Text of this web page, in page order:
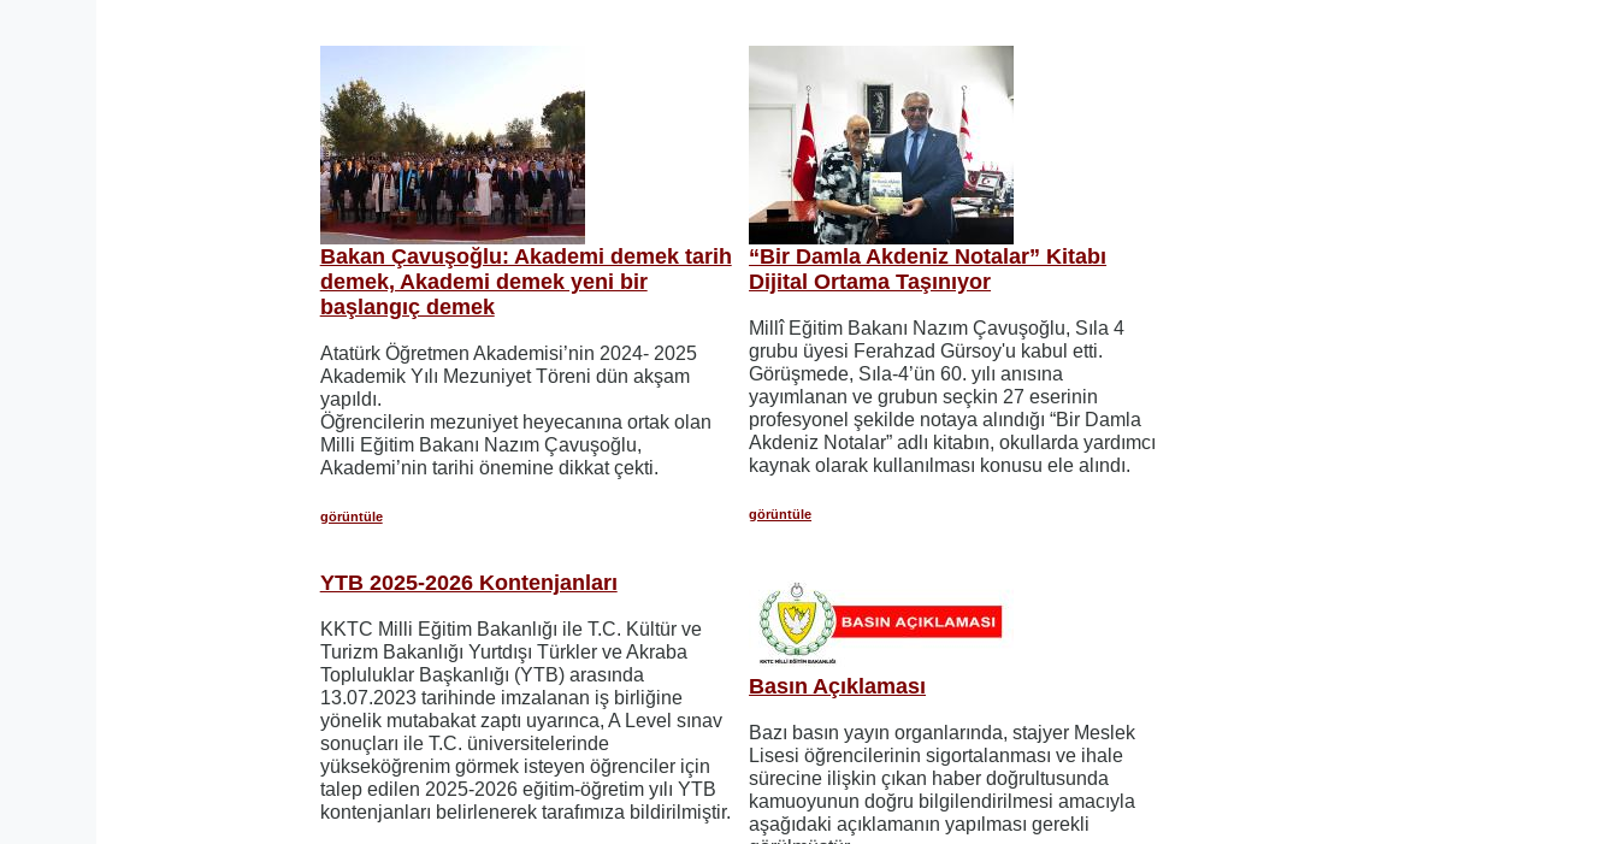
Bakan Çavuşoğlu: Akademi demek tarih
demek, Akademi demek yeni bir
başlangıç demek
Atatürk Öğretmen Akademisi’nin 2024- 2025
Akademik Yılı Mezuniyet Töreni dün akşam
yapıldı.
Öğrencilerin mezuniyet heyecanına ortak olan
Milli Eğitim Bakanı Nazım Çavuşoğlu,
Akademi’nin tarihi önemine dikkat çekti.
görüntüle
“Bir Damla Akdeniz Notalar” Kitabı
Dijital Ortama Taşınıyor
Millî Eğitim Bakanı Nazım Çavuşoğlu, Sıla 4
grubu üyesi Ferahzad Gürsoy'u kabul etti.
Görüşmede, Sıla-4’ün 60. yılı anısına
yayımlanan ve grubun seçkin 27 eserinin
profesyonel şekilde notaya alındığı “Bir Damla
Akdeniz Notalar” adlı kitabın, okullarda yardımcı
kaynak olarak kullanılması konusu ele alındı.
görüntüle
YTB 2025-2026 Kontenjanları
KKTC Milli Eğitim Bakanlığı ile T.C. Kültür ve
Turizm Bakanlığı Yurtdışı Türkler ve Akraba
Topluluklar Başkanlığı (YTB) arasında
13.07.2023 tarihinde imzalanan iş birliğine
yönelik mutabakat zaptı uyarınca, A Level sınav
sonuçları ile T.C. üniversitelerinde
yükseköğrenim görmek isteyen öğrenciler için
talep edilen 2025-2026 eğitim-öğretim yılı YTB
kontenjanları belirlenerek tarafımıza bildirilmiştir.
Basın Açıklaması
Bazı basın yayın organlarında, stajyer Meslek
Lisesi öğrencilerinin sigortalanması ve ihale
sürecine ilişkin çıkan haber doğrultusunda
kamuoyunun doğru bilgilendirilmesi amacıyla
aşağıdaki açıklamanın yapılması gerekli